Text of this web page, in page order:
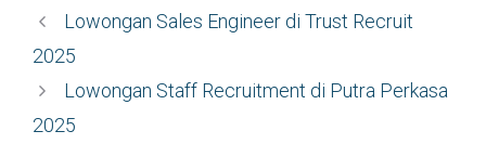
Lowongan Sales Engineer di Trust Recruit
2025
Lowongan Staff Recruitment di Putra Perkasa
2025